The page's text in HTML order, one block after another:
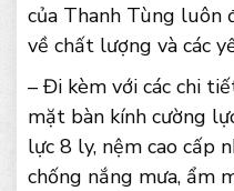
của Thanh Tùng luôn
về chất lượng và các
– Đi kèm với các chi
mặt bàn kính cường
lực 8 ly, nệm cao cấp
chống nắng mưa, ẩm